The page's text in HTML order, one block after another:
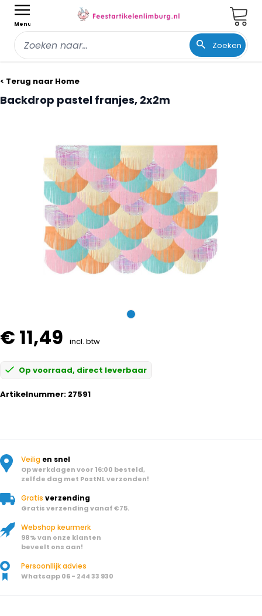
Menu
Zoeken
< Terug naar Home
Backdrop pastel franjes, 2x2m
€ 11,49 incl. btw
Op voorraad, direct leverbaar
Artikelnummer: 27591
Veilig en snel
Op werkdagen voor 16:00 besteld,
zelfde dag met PostNL verzonden!
Gratis verzending
Gratis verzending vanaf €75.
Webshop keurmerk
98% van onze klanten
beveelt ons aan!
Persoonllijk advies
Whatsapp 06 - 244 33 930